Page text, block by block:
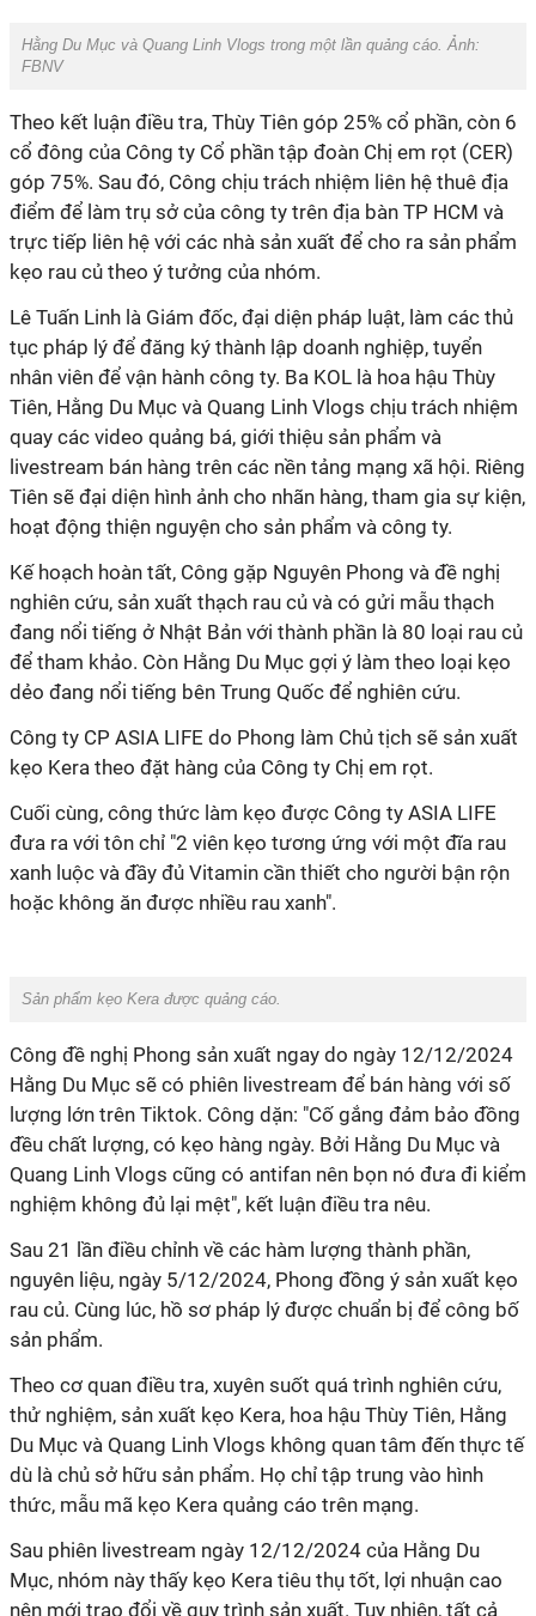
Hằng Du Mục và Quang Linh Vlogs trong một lần quảng cáo. Ảnh:
FBNV
Theo kết luận điều tra, Thùy Tiên góp 25% cổ phần, còn 6
cổ đông của Công ty Cổ phần tập đoàn Chị em rọt (CER)
góp 75%. Sau đó, Công chịu trách nhiệm liên hệ thuê địa
điểm để làm trụ sở của công ty trên địa bàn TP HCM và
trực tiếp liên hệ với các nhà sản xuất để cho ra sản phẩm
kẹo rau củ theo ý tưởng của nhóm.
Lê Tuấn Linh là Giám đốc, đại diện pháp luật, làm các thủ
tục pháp lý để đăng ký thành lập doanh nghiệp, tuyển
nhân viên để vận hành công ty. Ba KOL là hoa hậu Thùy
Tiên, Hằng Du Mục và Quang Linh Vlogs chịu trách nhiệm
quay các video quảng bá, giới thiệu sản phẩm và
livestream bán hàng trên các nền tảng mạng xã hội. Riêng
Tiên sẽ đại diện hình ảnh cho nhãn hàng, tham gia sự kiện,
hoạt động thiện nguyện cho sản phẩm và công ty.
Kế hoạch hoàn tất, Công gặp Nguyên Phong và đề nghị
nghiên cứu, sản xuất thạch rau củ và có gửi mẫu thạch
đang nổi tiếng ở Nhật Bản với thành phần là 80 loại rau củ
để tham khảo. Còn Hằng Du Mục gợi ý làm theo loại kẹo
dẻo đang nổi tiếng bên Trung Quốc để nghiên cứu.
Công ty CP ASIA LIFE do Phong làm Chủ tịch sẽ sản xuất
kẹo Kera theo đặt hàng của Công ty Chị em rọt.
Cuối cùng, công thức làm kẹo được Công ty ASIA LIFE
đưa ra với tôn chỉ "2 viên kẹo tương ứng với một đĩa rau
xanh luộc và đầy đủ Vitamin cần thiết cho người bận rộn
hoặc không ăn được nhiều rau xanh".
Sản phẩm kẹo Kera được quảng cáo.
Công đề nghị Phong sản xuất ngay do ngày 12/12/2024
Hằng Du Mục sẽ có phiên livestream để bán hàng với số
lượng lớn trên Tiktok. Công dặn: "Cố gắng đảm bảo đồng
đều chất lượng, có kẹo hàng ngày. Bởi Hằng Du Mục và
Quang Linh Vlogs cũng có antifan nên bọn nó đưa đi kiểm
nghiệm không đủ lại mệt", kết luận điều tra nêu.
Sau 21 lần điều chỉnh về các hàm lượng thành phần,
nguyên liệu, ngày 5/12/2024, Phong đồng ý sản xuất kẹo
rau củ. Cùng lúc, hồ sơ pháp lý được chuẩn bị để công bố
sản phẩm.
Theo cơ quan điều tra, xuyên suốt quá trình nghiên cứu,
thử nghiệm, sản xuất kẹo Kera, hoa hậu Thùy Tiên, Hằng
Du Mục và Quang Linh Vlogs không quan tâm đến thực tế
dù là chủ sở hữu sản phẩm. Họ chỉ tập trung vào hình
thức, mẫu mã kẹo Kera quảng cáo trên mạng.
Sau phiên livestream ngày 12/12/2024 của Hằng Du
Mục, nhóm này thấy kẹo Kera tiêu thụ tốt, lợi nhuận cao
nên mới trao đổi về quy trình sản xuất. Tuy nhiên, tất cả